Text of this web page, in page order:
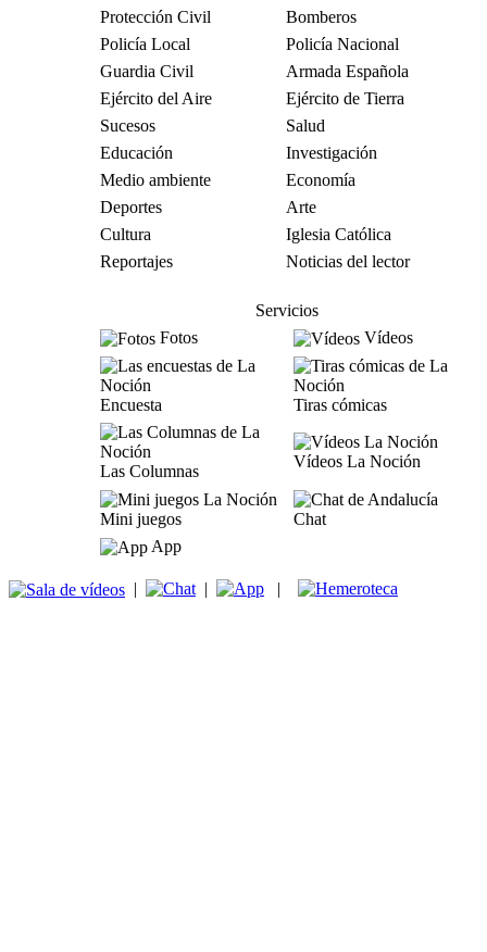
Protección Civil
Bomberos
Policía Local
Policía Nacional
Guardia Civil
Armada Española
Ejército del Aire
Ejército de Tierra
Sucesos
Salud
Educación
Investigación
Medio ambiente
Economía
Deportes
Arte
Cultura
Iglesia Católica
Reportajes
Noticias del lector
Servicios
Fotos
Vídeos
Encuesta Tiras cómicas
Las Columnas
Vídeos La Noción
Mini juegos
Chat
App
| | |